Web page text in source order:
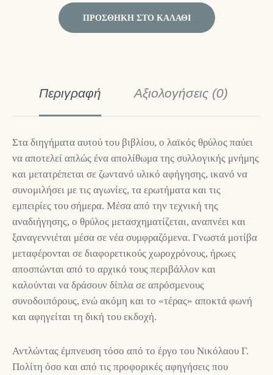
ΠΡΟΣΘΉΚΗ ΣΤΟ ΚΑΛΆΘΙ
Περιγραφή Αξιολογήσεις (0)
Στα διηγήματα αυτού του βιβλίου, ο λαϊκός θρύλος παύει
να αποτελεί απλώς ένα απολίθωμα της συλλογικής μνήμης
και μετατρέπεται σε ζωντανό υλικό αφήγησης, ικανό να
συνομιλήσει με τις αγωνίες, τα ερωτήματα και τις
εμπειρίες του σήμερα. Μέσα από την τεχνική της
αναδιήγησης, ο θρύλος μετασχηματίζεται, αναπνέει και
ξαναγεννιέται μέσα σε νέα συμφραζόμενα. Γνωστά μοτίβα
μεταφέρονται σε διαφορετικούς χωροχρόνους, ήρωες
αποσπώνται από το αρχικό τους περιβάλλον και
καλούνται να δράσουν δίπλα σε απρόσμενους
συνοδοιπόρους, ενώ ακόμη και το «τέρας» αποκτά φωνή
και αφηγείται τη δική του εκδοχή.
Αντλώντας έμπνευση τόσο από το έργο του Νικόλαου Γ.
Πολίτη όσο και από τις προφορικές αφηγήσεις που